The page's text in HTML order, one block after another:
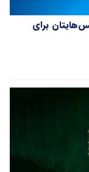
برای